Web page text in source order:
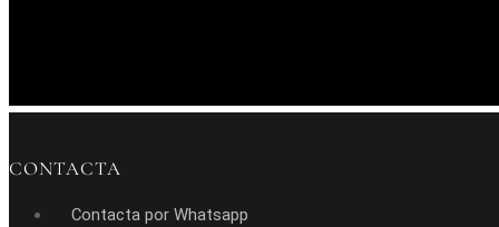
CONTACTA
Contacta por Whatsapp